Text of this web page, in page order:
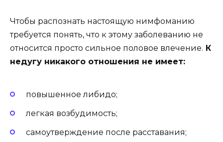
Чтобы распознать настоящую нимфоманию
требуется понять, что к этому заболеванию не
относится просто сильное половое влечение. К
недугу никакого отношения не имеет:
повышенное либидо;
легкая возбудимость;
самоутверждение после расставания;